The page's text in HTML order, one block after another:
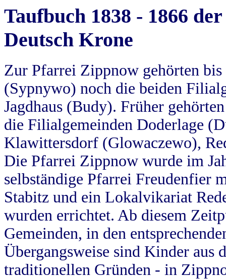
Taufbuch 1838 - 1866
Deutsch Krone
Zur Pfarrei Zippnow gehörten
(Sypnywo) noch die beiden
Jagdhaus (Budy). Früher
die Filialgemeinden Doderlage
Klawittersdorf (Glowaczewo),
Die Pfarrei Zippnow wurde im
selbständige Pfarrei Freudenfier
Stabitz und ein Lokalvikariat
wurden errichtet. Ab diesem
Gemeinden, in den
Übergangsweise sind Kinder aus
traditionellen Gründen - in